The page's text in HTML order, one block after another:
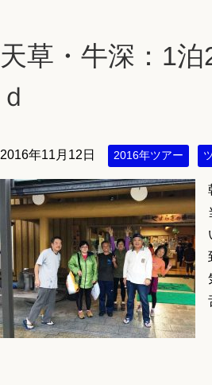
天草・牛深：1泊
ｄ
2016年11月12日 2016年ツアー